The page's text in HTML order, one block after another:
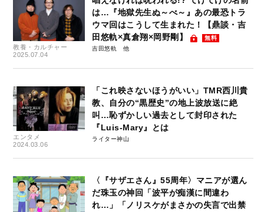
教養・カルチャー
2025.07.04
は…『地獄先生ぬ～べ～』あの最恐トラ
ウマ回はこうして生まれた！【鼎談・吉
田悠軌×真倉翔×岡野剛】
無料
吉田悠軌
エンタメ
2024.03.06
「これ映さないほうがいい」TMR西川貴
教、自分の“黒歴史”の地上波放送に絶
叫…恥ずかしい過去として封印された
『Luis-Mary』とは
ライター神山
〈『サザエさん』55周年〉マニアが選ん
だ珠玉の神回「波平が痴漢に間違わ
れ…」「ノリスケがまさかの失言で出禁